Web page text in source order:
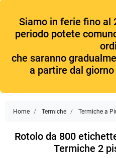
Siamo in ferie fino al
periodo potete
che saranno
a partire dal
Home Termiche Termiche a
Rotolo da 800
Termiche 2